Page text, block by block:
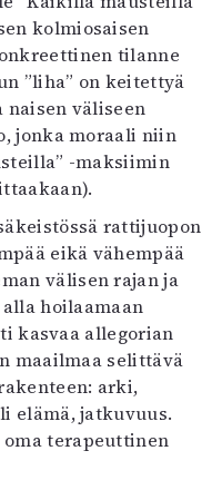
kolmiosaisen
tilanne
”liha” on keitettyä
naisen väliseen
jonka moraali niin
-maksiimin
rattijuopon
eikä vähempää
välisen rajan ja
hoilaamaan
kasvaa allegorian
maailmaa selittävä
arki,
elämä, jatkuvuus.
terapeuttinen